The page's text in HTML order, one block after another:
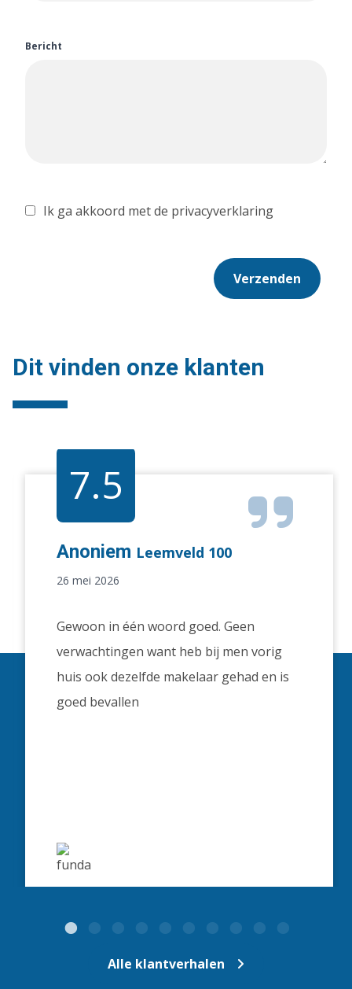
Bericht
Ik ga akkoord met de privacyverklaring
Verzenden
Dit vinden onze klanten
7.5
Anoniem Leemveld 100
26 mei 2026
Gewoon in één woord goed. Geen
verwachtingen want heb bij men vorig
huis ook dezelfde makelaar gehad en is
goed bevallen
Alle klantverhalen